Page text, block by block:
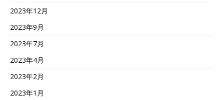
2023年12月
2023年9月
2023年7月
2023年4月
2023年2月
2023年1月